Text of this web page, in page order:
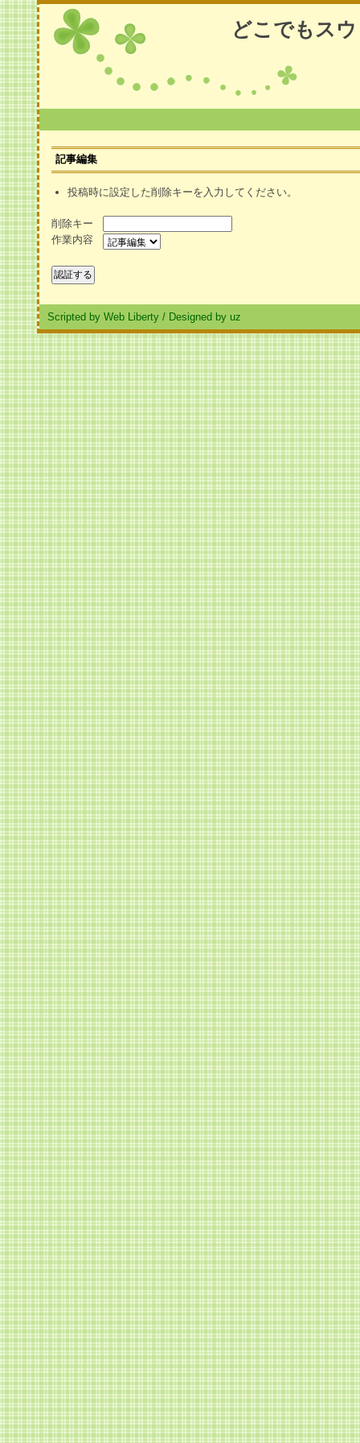
どこでもス
記事編集
投稿時に設定した削除キーを入力してください。
削除キー
作業内容
Scripted by Web Liberty / Designed by uz